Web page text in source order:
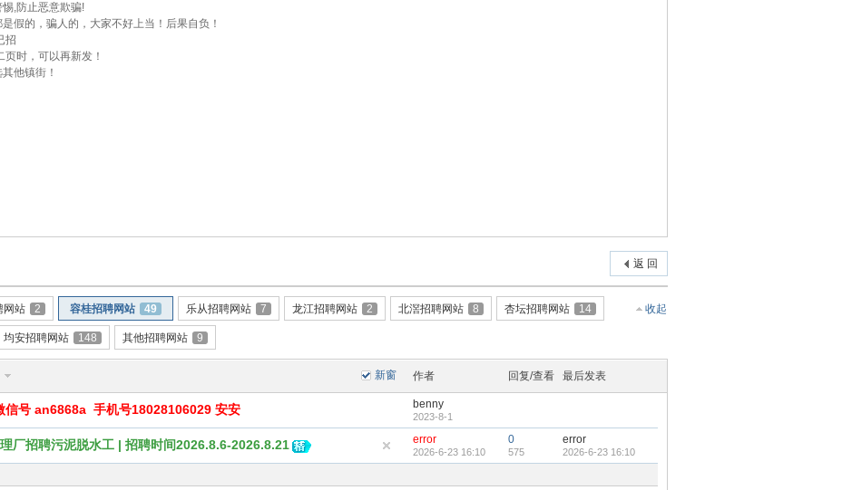
,防止恶意欺骗!
假的，骗人的，大家不好上当！后果自负！
招
时，可以再新发！
他镇街！
返 回
收起
网站 2 容桂招聘网站 49 乐从招聘网站 7 龙江招聘网站 2 北滘招聘网站 8 杏坛招聘网站 14
均安招聘网站 148 其他招聘网站 9
新窗 作者 回复/查看 最后发表
信号 an6868a 手机号18028106029 安安 benny
2023-8-1
厂招聘污泥脱水工 | 招聘时间2026.8.6-2026.8.21 error
2026-6-23 16:10
0
575
error
2026-6-23 16:10